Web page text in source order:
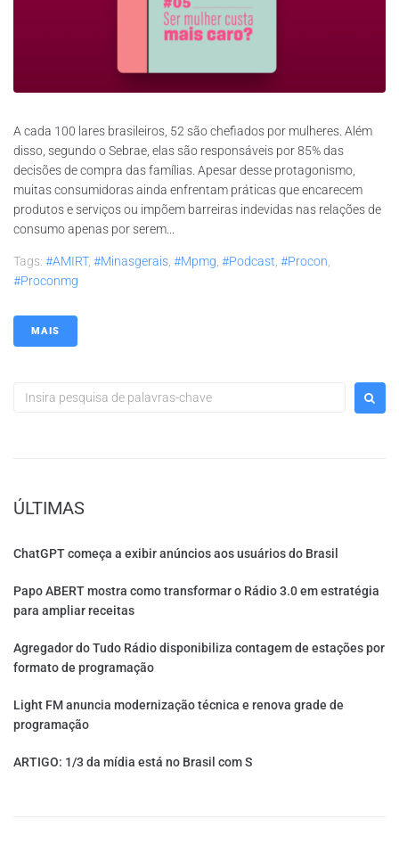
A cada 100 lares brasileiros, 52 são chefiados por mulheres. Além
disso, segundo o Sebrae, elas são responsáveis por 85% das
decisões de compra das famílias. Apesar desse protagonismo,
muitas consumidoras ainda enfrentam práticas que encarecem
produtos e serviços ou impõem barreiras indevidas nas relações de
consumo apenas por serem...
Tags: #AMIRT, #minasgerais #mpmg #podcast #procon
#proconmg
MAIS
ÚLTIMAS
ChatGPT começa a exibir anúncios aos usuários do Brasil
Papo ABERT mostra como transformar o Rádio 3.0 em estratégia
para ampliar receitas
Agregador do Tudo Rádio disponibiliza contagem de estações por
formato de programação
Light FM anuncia modernização técnica e renova grade de
programação
ARTIGO: 1/3 da mídia está no Brasil com S